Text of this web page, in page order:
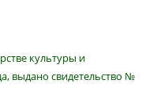
культуры и
выдано свидетельство №